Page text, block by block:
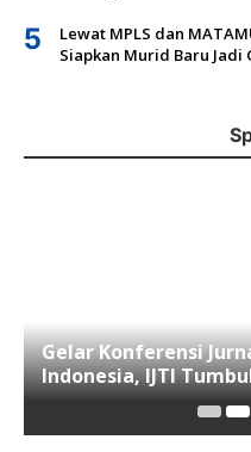
5
Lewat MPLS dan
Siapkan Murid Baru
Gelar Konferensi
Indonesia, IJTI
Jurnalis Muda di Era